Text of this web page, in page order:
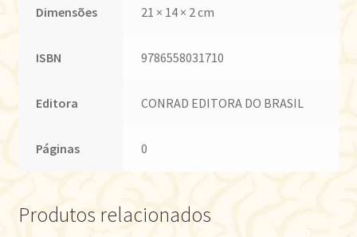
Dimensões 21 × 14 × 2 cm
ISBN 9786558031710
Editora CONRAD EDITORA DO BRASIL
Páginas 0
Produtos relacionados